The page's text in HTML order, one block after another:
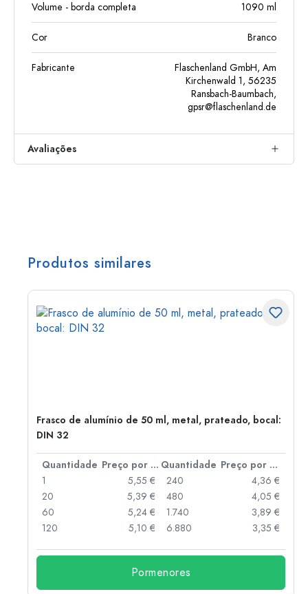
Volume - borda completa 1090 ml
Cor Branco
Fabricante
Flaschenland GmbH, Am
Kirchenwald 1, 56235
Ransbach-Baumbach,
gpsr@flaschenland.de
Avaliações
Produtos similares
Frasco de alumínio de 50 ml, metal, prateado, bocal:
DIN 32
Quantidade Preço por peça Quantidade
Preço por peça
1
5,55 €
20
5,39 €
60
5,24 €
120
5,10 €
240
4,36 €
480
4,05 €
1.740
3,89 €
6.880
3,35 €
Pormenores